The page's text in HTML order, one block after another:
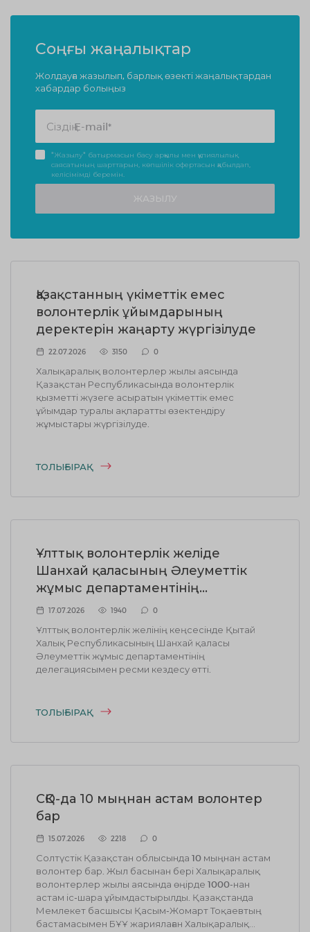
Соңғы жаңалықтар
Жолдауға жазылып, барлық өзекті жаңалықтардан
хабардар болыңыз
"Жазылу" батырмасын басу арқылы мен құпиялылық
саясатының шарттарын, көпшілік офертасын қабылдап,
келісімімді беремін.
ЖАЗЫЛУ
Қазақстанның үкіметтік емес
волонтерлік ұйымдарының
деректерін жаңарту жүргізілуде
22.07.2026 3150 0
Халықаралық волонтерлер жылы аясында
Қазақстан Республикасында волонтерлік
қызметті жүзеге асыратын үкіметтік емес
ұйымдар туралы ақпаратты өзектендіру
жұмыстары жүргізілуде.
ТОЛЫҒЫРАҚ
Ұлттық волонтерлік желіде
Шанхай қаласының Әлеуметтік
жұмыс департаментінің
делегациясымен кездесу өтті
17.07.2026 1940 0
Ұлттық волонтерлік желінің кеңсесінде Қытай
Халық Республикасының Шанхай қаласы
Әлеуметтік жұмыс департаментінің
делегациясымен ресми кездесу өтті.
ТОЛЫҒЫРАҚ
СҚО-да 10 мыңнан астам волонтер
бар
15.07.2026 2218 0
Солтүстік Қазақстан облысында 10 мыңнан астам
волонтер бар. Жыл басынан бері Халықаралық
волонтерлер жылы аясында өңірде 1000-нан
астам іс-шара ұйымдастырылды. Қазақстанда
Мемлекет басшысы Қасым-Жомарт Тоқаевтың
бастамасымен БҰҰ жариялаған Халықаралық